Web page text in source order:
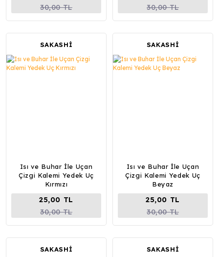
30,00 TL
30,00 TL
SAKASHİ
Isı ve Buhar İle Uçan
Çizgi Kalemi Yedek Uç
Kırmızı
25,00 TL
30,00 TL
SAKASHİ
Isı ve Buhar İle Uçan
Çizgi Kalemi Yedek Uç
Beyaz
25,00 TL
30,00 TL
SAKASHİ SAKASHİ